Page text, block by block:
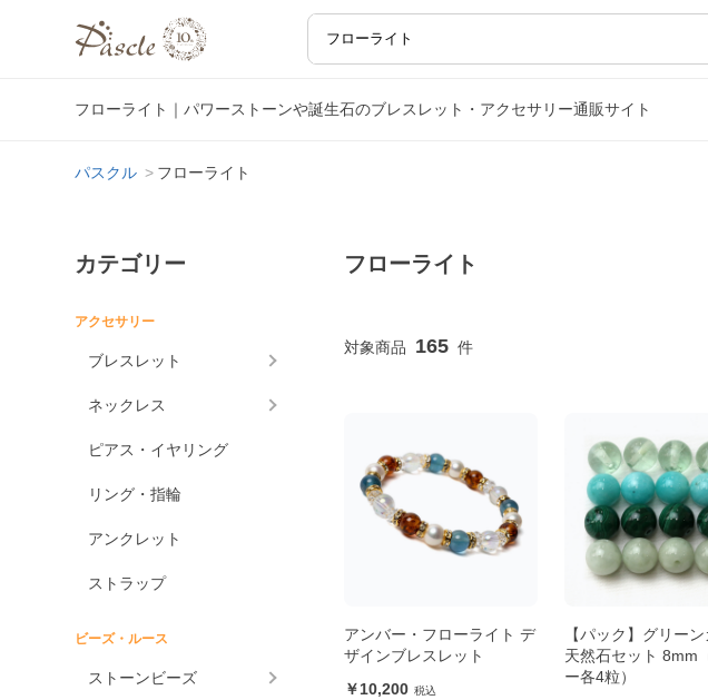
フローライト｜パワーストーンや誕生石のブレスレット・アクセサリー通販サイト
パスクル フローライト
カテゴリー
アクセサリー
ブレスレット
ネックレス
ピアス・イヤリング
リング・指輪
アンクレット
ストラップ
ビーズ・ルース
ストーンビーズ
フローライト
165
アンバー・フローライト デ
ザインブレスレット
10,200
【パック】グリー
天然石セット 8mm
ー各4粒）